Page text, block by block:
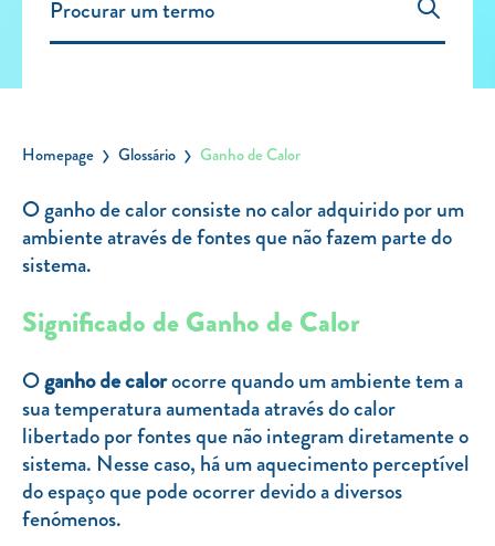
Carregar Fora de Casa
Leituras
Sobre nós
Contactos
FAQ
Blog
Mais informações
SERVIÇOS
ROTULAGEM
JUNTE-SE A NÓS
TARIFA SOCIAL
Homepage Glossário Ganho de Calor
O ganho de calor consiste no calor adquirido por um
ambiente através de fontes que não fazem parte do
sistema.
Significado de Ganho de Calor
Oganho de calorocorre quando um ambiente tem a
sua temperatura aumentada através do calor
libertado por fontes que não integram diretamente o
sistema. Nesse caso, há um aquecimento perceptível
do espaço que pode ocorrer devido a diversos
fenómenos.